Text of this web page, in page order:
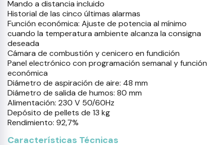
Mando a distancia incluido
Historial de las cinco últimas alarmas
Función económica: Ajuste de potencia al mínimo
cuando la temperatura ambiente alcanza la consigna
deseada
Cámara de combustión y cenicero en fundición
Panel electrónico con programación semanal y función
económica
Diámetro de aspiración de aire: 48 mm
Diámetro de salida de humos: 80 mm
Alimentación: 230 V 50/60Hz
Depósito de pellets de 13 kg
Rendimiento: 92,7%
Características Técnicas